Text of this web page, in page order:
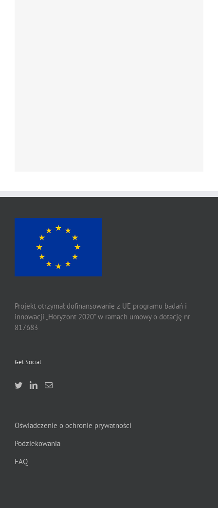
Projekt otrzymał dofinansowanie z UE programu badań i
innowacji „Horyzont 2020” w ramach umowy o dotację nr
817683
Get Social
Oświadczenie o ochronie prywatności
Podziekowania
FAQ